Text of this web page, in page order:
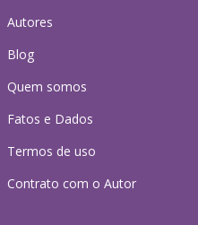
Autores
Blog
Quem somos
Fatos e Dados
Termos de uso
Contrato com o Autor